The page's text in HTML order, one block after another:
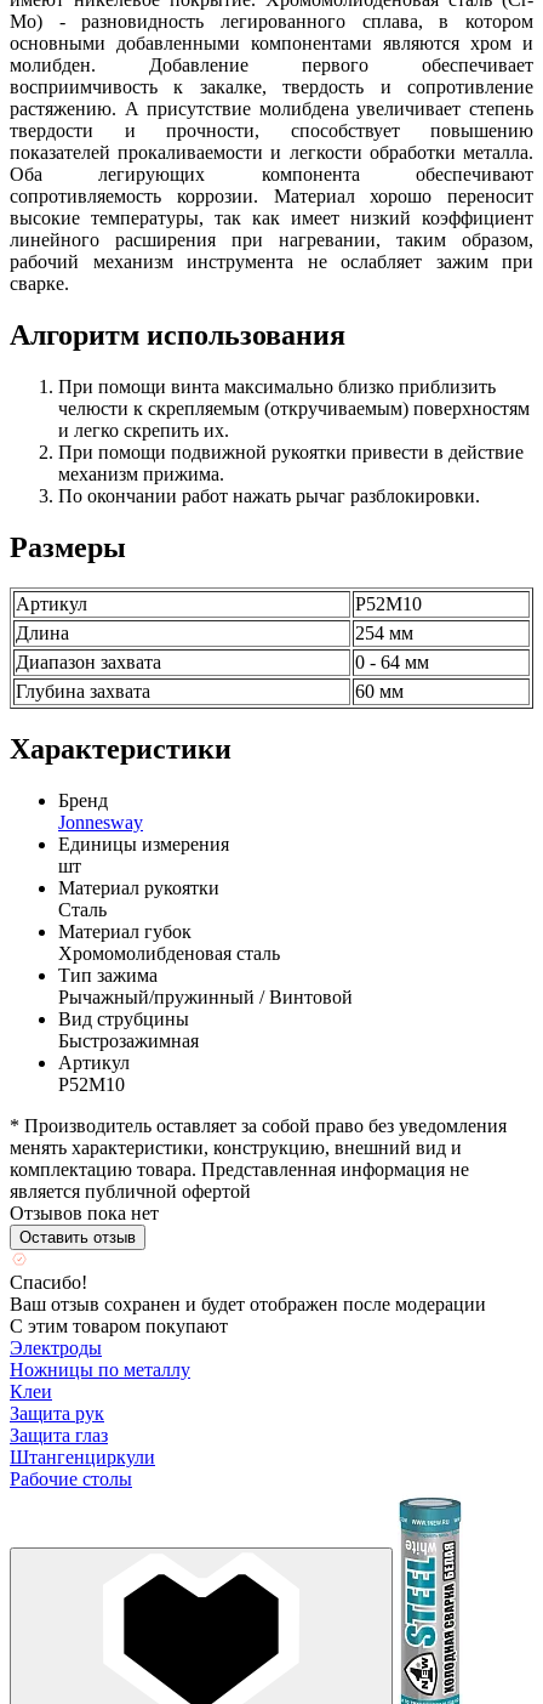
Mo) - разновидность легированного сплава, в котором
основными добавленными компонентами являются хром и
молибден. Добавление первого обеспечивает
восприимчивость к закалке, твердость и сопротивление
растяжению. А присутствие молибдена увеличивает степень
твердости и прочности, способствует повышению
показателей прокаливаемости и легкости обработки металла.
Оба легирующих компонента обеспечивают
сопротивляемость коррозии. Материал хорошо переносит
высокие температуры, так как имеет низкий коэффициент
линейного расширения при нагревании, таким образом,
рабочий механизм инструмента не ослабляет зажим при
сварке.
Алгоритм использования
При помощи винта максимально близко приблизить
челюсти к скрепляемым (откручиваемым) поверхностям
и легко скрепить их.
При помощи подвижной рукоятки привести в действие
механизм прижима.
По окончании работ нажать рычаг разблокировки.
Размеры
Артикул
P52M10
Длина
254 мм
Диапазон захвата
0 - 64 мм
Глубина захвата
60 мм
Характеристики
Бренд
Jonnesway
Единицы измерения
шт
Материал рукоятки
Сталь
Материал губок
Хромомолибденовая сталь
Тип зажима
Рычажный/пружинный / Винтовой
Вид струбцины
Быстрозажимная
Артикул
P52M10
* Производитель оставляет за собой право без уведомления
менять характеристики, конструкцию, внешний вид и
комплектацию товара. Представленная информация не
является публичной офертой
Отзывов пока нет
Оставить отзыв
Спасибо!
Ваш отзыв сохранен и будет отображен после модерации
С этим товаром покупают
Электроды
Ножницы по металлу
Клеи
Защита рук
Защита глаз
Штангенциркули
Рабочие столы